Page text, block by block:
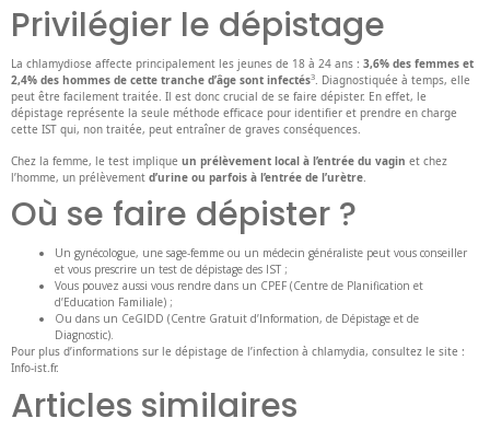
Privilégier le dépistage
La chlamydiose affecte principalement les jeunes de 18 à 24 ans : 3,6% des femmes et
2,4% des hommes de cette tranche d’âge sont infectés3
. Diagnostiquée à temps, elle
peut être facilement traitée. Il est donc crucial de se faire dépister. En effet, le
dépistage représente la seule méthode efficace pour identifier et prendre en charge
cette IST qui, non traitée, peut entraîner de graves conséquences.
Chez la femme, le test implique un prélèvement local à l’entrée du vagin et chez
l’homme, un prélèvement d’urine ou parfois à l’entrée de l’urètre.
Où se faire dépister ?
Un gynécologue, une sage-femme ou un médecin généraliste peut vous conseiller
et vous prescrire un test de dépistage des IST ;
Vous pouvez aussi vous rendre dans un CPEF (Centre de Planification et
d’Education Familiale) ;
Ou dans un CeGIDD (Centre Gratuit d’Information, de Dépistage et de
Diagnostic).
Pour plus d’informations sur le dépistage de l’infection à chlamydia, consultez le site :
Info-ist.fr.
Articles similaires